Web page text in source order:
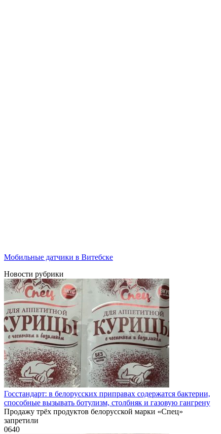
Мобильные датчики в Витебске
Новости рубрики
Госстандарт: в белорусских приправах содержатся бактерии,
способные вызывать ботулизм, столбняк и газовую гангрену
Продажу трёх продуктов белорусской марки «Спец»
запретили
0640